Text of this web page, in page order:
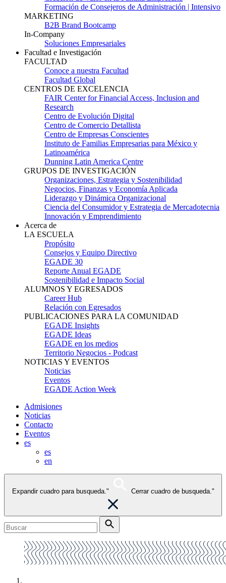
Formación de Consejeros de Administración | Intensivo
MARKETING
B2B Brand Bootcamp
In-Company
Soluciones Empresariales
Facultad e Investigación
FACULTAD
Conoce a nuestra Facultad
Facultad Global
CENTROS DE EXCELENCIA
FAIR Center for Financial Access, Inclusion and
Research
Centro de Evolución Digital
Centro de Comercio Detallista
Centro de Empresas Conscientes
Instituto de Familias Empresarias para México y
Latinoamérica
Dunning Latin America Centre
GRUPOS DE INVESTIGACIÓN
Organizaciones, Estrategia y Sostenibilidad
Negocios, Finanzas y Economía Aplicada
Liderazgo y Dinámica Organizacional
Ciencia del Consumidor y Estrategia de Mercadotecnia
Innovación y Emprendimiento
Acerca de
LA ESCUELA
Propósito
Consejos y Equipo Directivo
EGADE 30
Reporte Anual EGADE
Sostenibilidad e Impacto Social
ALUMNOS Y EGRESADOS
Career Hub
Relación con Egresados
PUBLICACIONES PARA LA COMUNIDAD
EGADE Insights
EGADE Ideas
EGADE en los medios
Territorio Negocios - Podcast
NOTICIAS Y EVENTOS
Noticias
Eventos
EGADE Action Week
Admisiones
Noticias
Contacto
Eventos
es
es
en
Expandir cuadro para busqueda." Cerrar cuadro de busqueda."